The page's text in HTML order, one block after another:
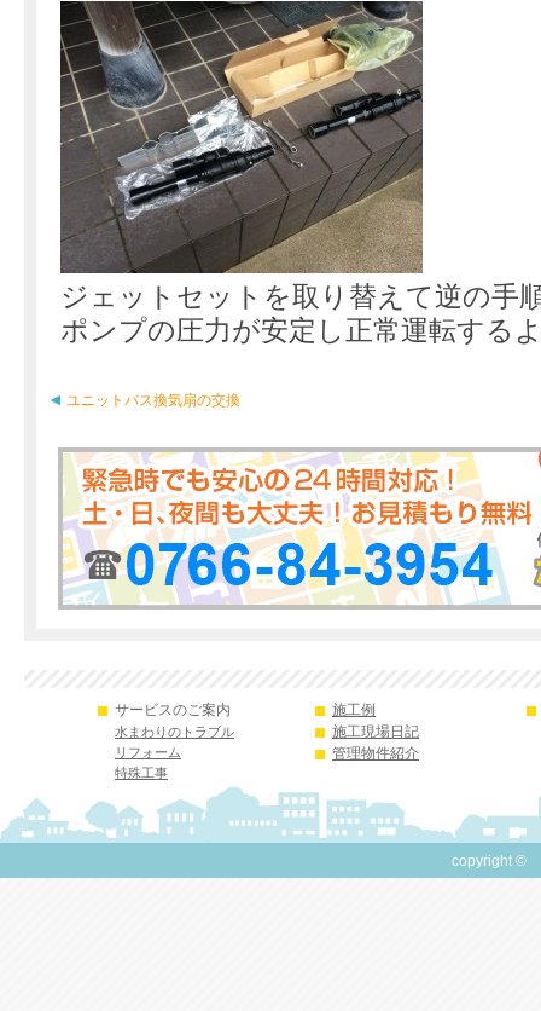
ジェットセットを取り替えて逆の手
ポンプの圧力が安定し正常運転する
ユニットバス換気扇の交換
サービスのご案内
水まわりのトラブル
リフォーム
特殊工事
施工例
施工現場日記
管理物件紹介
copyright ©